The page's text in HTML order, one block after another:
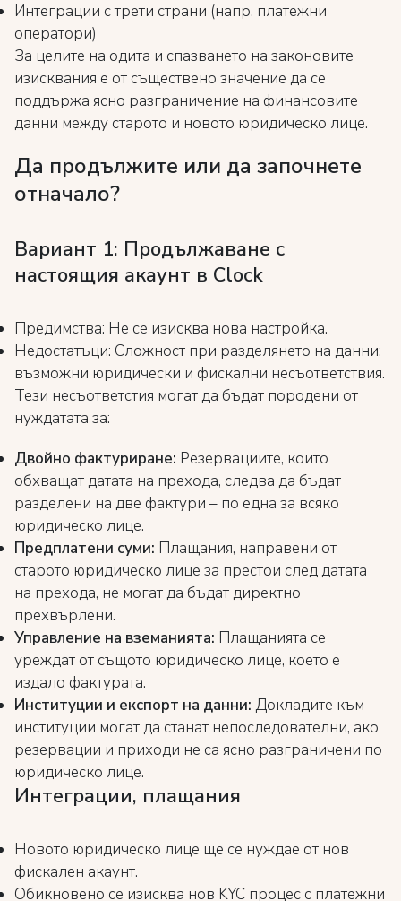
Интеграции с трети страни (напр. платежни
оператори)
За целите на одита и спазването на законовите
изисквания е от съществено значение да се
поддържа ясно разграничение на финансовите
данни между старото и новото юридическо лице.
Да продължите или да започнете
отначало?
Вариант 1: Продължаване с
настоящия акаунт в Clock
Предимства: Не се изисква нова настройка.
Недостатъци: Сложност при разделянето на данни;
възможни юридически и фискални несъответствия.
Тези несъответстия могат да бъдат породени от
нуждатата за:
Двойно фактуриране: Резервациите, които
обхващат датата на прехода, следва да бъдат
разделени на две фактури – по една за всяко
юридическо лице.
Предплатени суми: Плащания, направени от
старото юридическо лице за престои след датата
на прехода, не могат да бъдат директно
прехвърлени.
Управление на вземанията: Плащанията се
уреждат от същото юридическо лице, което е
издало фактурата.
Институции и експорт на данни: Докладите към
институции могат да станат непоследователни, ако
резервации и приходи не са ясно разграничени по
юридическо лице.
Интеграции, плащания
Новото юридическо лице ще се нуждае от нов
фискален акаунт.
Обикновено се изисква нов KYC процес с платежни